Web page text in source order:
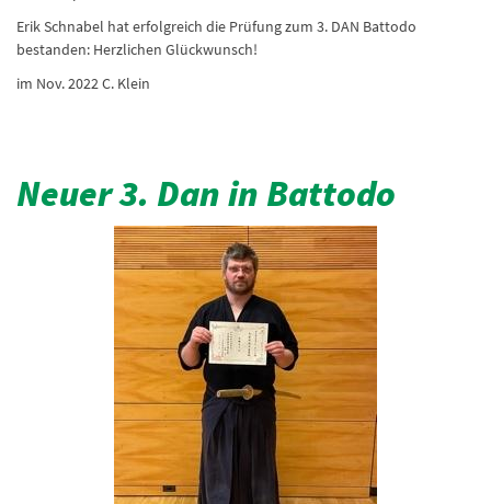
Erik Schnabel hat erfolgreich die Prüfung zum 3. DAN Battodo
bestanden: Herzlichen Glückwunsch!
im Nov. 2022 C. Klein
Neuer 3. Dan in Battodo